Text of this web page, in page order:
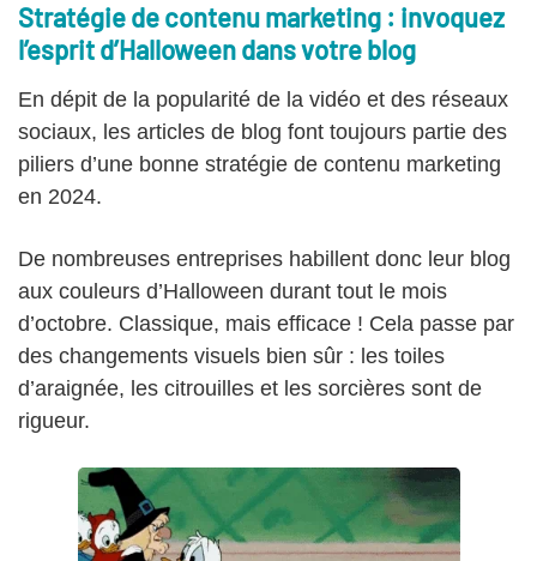
Stratégie de contenu marketing : invoquez
l’esprit d’Halloween dans votre blog
En dépit de la popularité de la vidéo et des réseaux
sociaux, les articles de blog font toujours partie des
piliers d’une bonne stratégie de contenu marketing
en 2024.
De nombreuses entreprises habillent donc leur blog
aux couleurs d’Halloween durant tout le mois
d’octobre. Classique, mais efficace ! Cela passe par
des changements visuels bien sûr : les toiles
d’araignée, les citrouilles et les sorcières sont de
rigueur.